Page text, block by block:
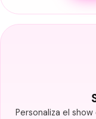
Personaliza el